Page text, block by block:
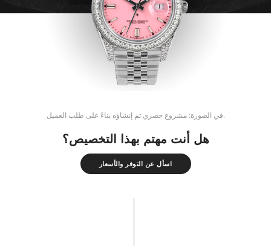
في الصورة: مشروع حصري تم إنشاؤه بناءً على طلب العميل.
هل أنت مهتم بهذا التخصيص؟
اسأل عن التوفر والأسعار